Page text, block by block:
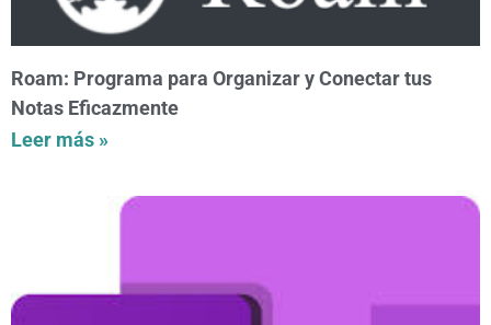
Roam: Programa para Organizar y Conectar tus
Notas Eficazmente
Leer más »